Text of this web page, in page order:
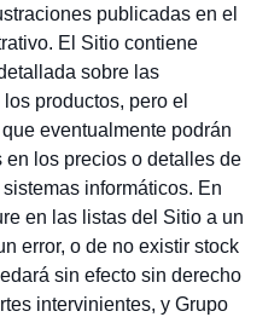
publicadas en el
El Sitio contiene
sobre las
productos, pero el
eventualmente podrán
los precios o detalles de
informáticos. En
en las listas del Sitio a un
error, o de no existir stock
sin efecto sin derecho
intervinientes, y Grupo